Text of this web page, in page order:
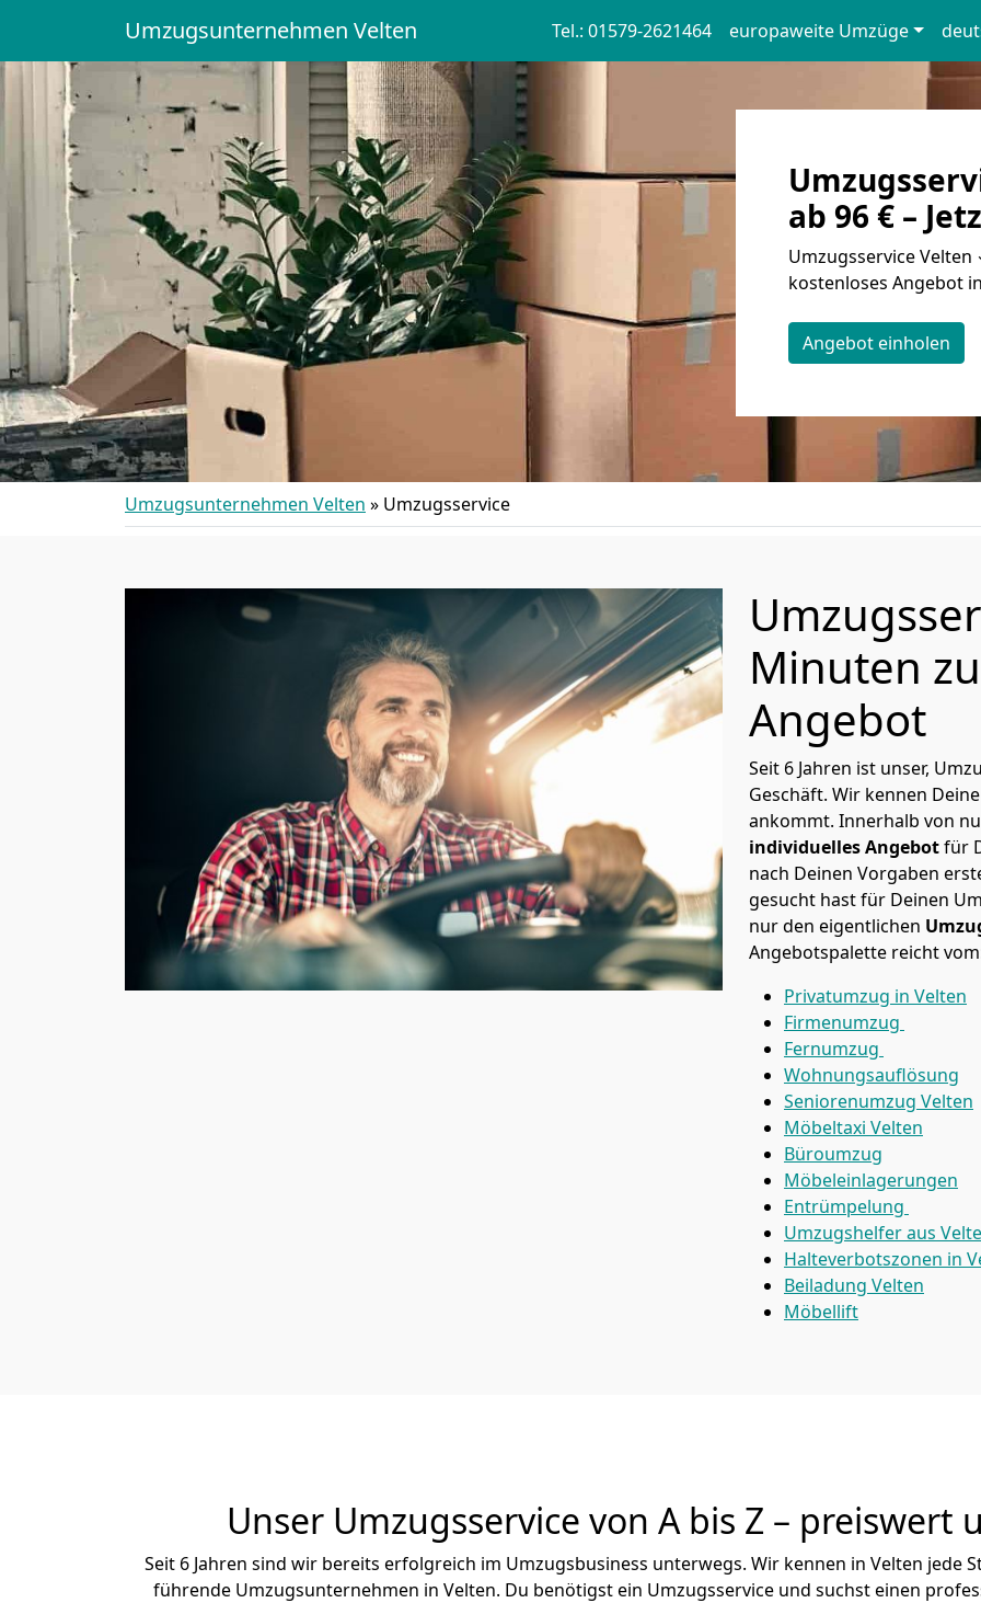
Umzugsunternehmen Velten Tel.: 01579-2621464 europaweite Umzüge
ab 96 € –
Umzugsservice
kostenloses Angebot
Angebot einholen
Umzugsunternehmen Velten » Umzugsservice
Minuten
Angebot
Seit 6 Jahren ist unser,
Geschäft. Wir kennen
ankommt. Innerhalb von
individuelles Angebotfür
nach Deinen Vorgaben
gesucht hast für Deinen
nur den eigentlichen
Angebotspalette reicht
Privatumzug in Velten
Firmenumzug
Fernumzug
Wohnungsauflösung
Seniorenumzug Velten
Möbeltaxi Velten
Büroumzug
Möbeleinlagerungen
Entrümpelung
Umzugshelfer aus
Halteverbotszonen in
Beiladung Velten
Möbellift
Unser Umzugsservice von A bis Z – preiswert
Seit 6 Jahren sind wir bereits erfolgreich im Umzugsbusiness unterwegs. Wir kennen in Velten jede
führende Umzugsunternehmen in Velten. Du benötigst ein Umzugsservice und suchst einen